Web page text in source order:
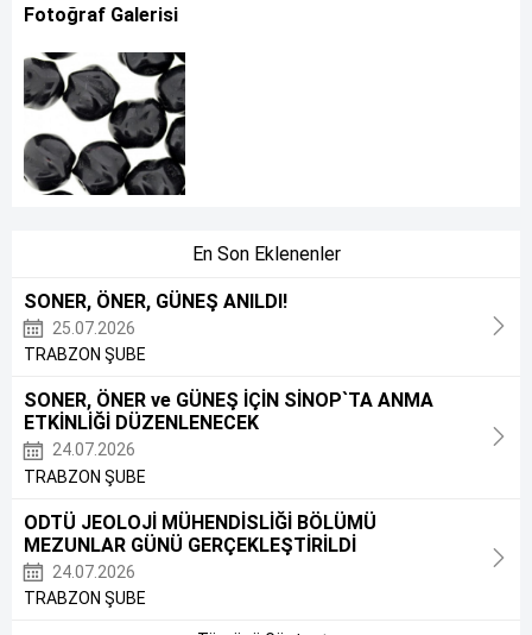
Fotoğraf Galerisi
En Son Eklenenler
SONER, ÖNER, GÜNEŞ ANILDI!
25.07.2026
TRABZON ŞUBE
SONER, ÖNER ve GÜNEŞ İÇİN SİNOP`TA ANMA
ETKİNLİĞİ DÜZENLENECEK
24.07.2026
TRABZON ŞUBE
ODTÜ JEOLOJİ MÜHENDİSLİĞİ BÖLÜMÜ
MEZUNLAR GÜNÜ GERÇEKLEŞTİRİLDİ
24.07.2026
TRABZON ŞUBE